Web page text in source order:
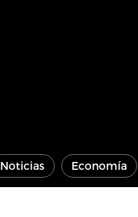
Noticias Economía